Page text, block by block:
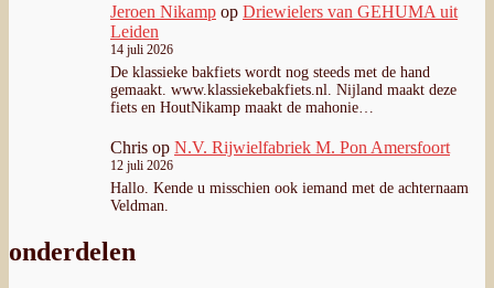
Jeroen Nikamp op Driewielers van GEHUMA uit
Leiden
14 juli 2026
De klassieke bakfiets wordt nog steeds met de hand
gemaakt. www.klassiekebakfiets.nl. Nijland maakt deze
fiets en HoutNikamp maakt de mahonie…
Chris op N.V. Rijwielfabriek M. Pon Amersfoort
12 juli 2026
Hallo. Kende u misschien ook iemand met de achternaam
Veldman.
onderdelen